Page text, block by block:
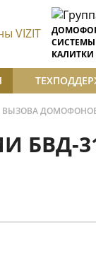
ВЫЗОВА
БВД-